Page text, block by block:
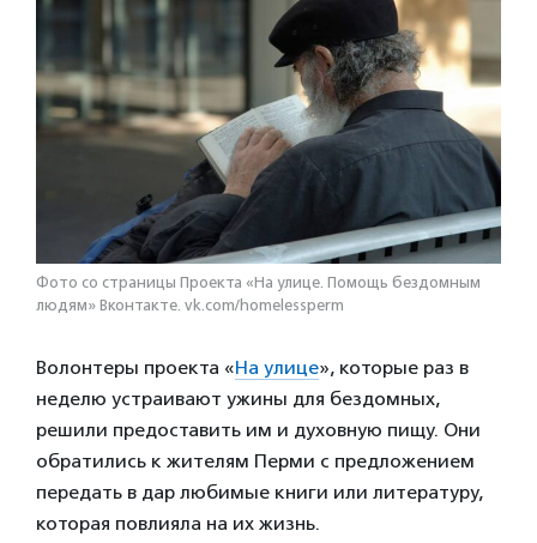
Фото со страницы Проекта «На улице. Помощь бездомным
людям» Вконтакте. vk.com/homelessperm
Волонтеры проекта «На улице», которые раз в
неделю устраивают ужины для бездомных,
решили предоставить им и духовную пищу. Они
обратились к жителям Перми с предложением
передать в дар любимые книги или литературу,
которая повлияла на их жизнь.